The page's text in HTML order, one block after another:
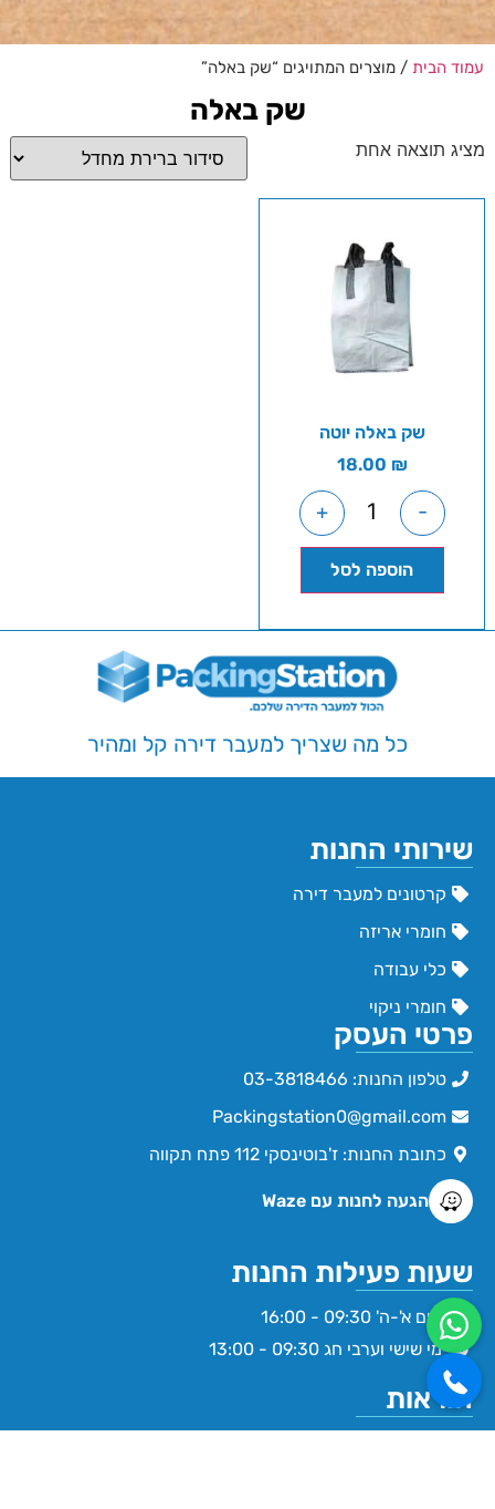
עמוד הבית / מוצרים המתויגים “שק באלה”
שק באלה
מציג תוצאה אחת
שק באלה יוטה
18.00 ₪
-
+
הוספה לסל
כל מה שצריך למעבר דירה קל ומהיר
שירותי החנות
קרטונים למעבר דירה
חומרי אריזה
כלי עבודה
חומרי ניקוי
פרטי העסק
טלפון החנות: 03-3818466
Packingstation0@gmail.com
כתובת החנות: ז'בוטינסקי 112 פתח תקווה
הגעה לחנות עם Waze
שעות פעילות החנות
ימים א'-ה' 09:30 - 16:00
ימי שישי וערבי חג 09:30 - 13:00
הוראות